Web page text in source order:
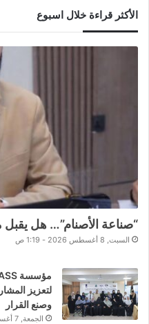
الأكثر قراءة خلال اسبوع
“صناعة الأصنام”… هل يقبل
السبت, 8 أغسطس 2026 - 1:19 ص
لتعزيز
وصنع القرار
الجمعة, 7 أغسطس 2026 - 6:16 م